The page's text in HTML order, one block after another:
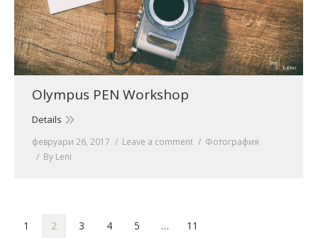
Olympus PEN Workshop
Details
февруари 26, 2017 Leave a comment
Фотография
By Leni
1 2 3 4 5 …
11